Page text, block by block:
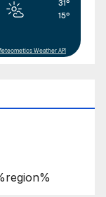
31°
15°
Weather API